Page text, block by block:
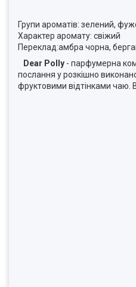
Групи ароматів: зелений,
Характер аромату: свіжий
Переклад:амбра чорна,
Dear Polly - парфумерна
послання у розкішно
фруктовими відтінками чаю.